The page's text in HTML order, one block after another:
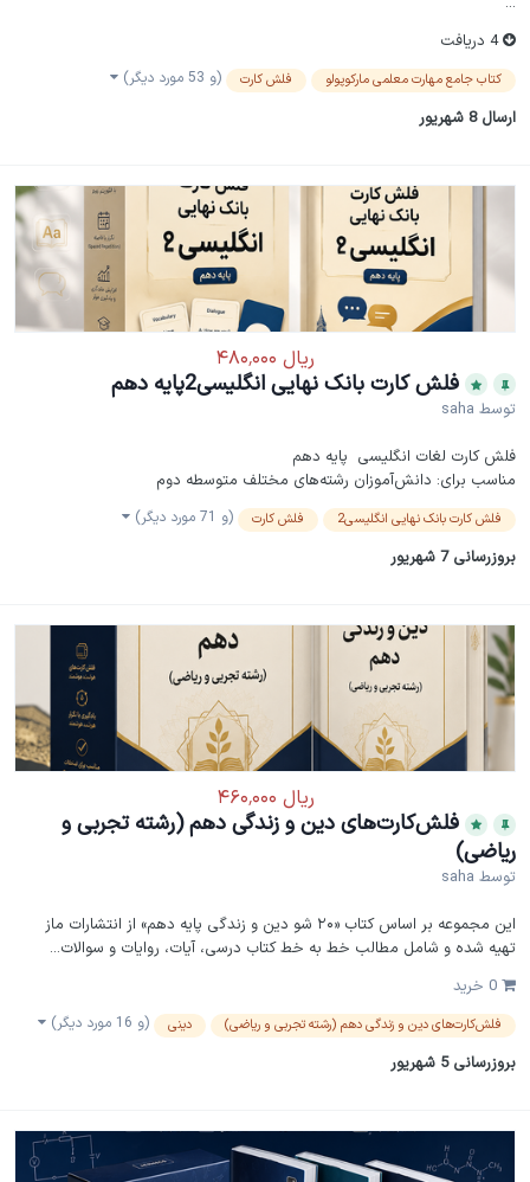
4 دریافت
کتاب جامع مهارت معلمی مارکوپولو فلش کارت (و 53 مورد دیگر)
ارسال 8 شهریور
فلش کارت بانک نهایی انگلیسی2پایه دهم
توسطsaha
فلش کارت لغات انگلیسی پایه دهم
مناسب برای: دانش‌آموزان رشته‌های مختلف متوسطه دوم
فلش کارت بانک نهایی انگلیسی2 فلش کارت (و 71 مورد دیگر)
بروزرسانی 7 شهریور
فلش‌کارت‌های دین و زندگی دهم (رشته تجربی و
ریاضی)
توسطsaha
این مجموعه بر اساس کتاب «۲۰ شو دین و زندگی پایه دهم» از انتشارات ماز
تهیه شده و شامل مطالب خط به خط کتاب درسی، آیات، روایات و سوالات...
0 خرید
فلش‌کارت‌های دین و زندگی دهم (رشته تجربی و ریاضی) دینی (و 16 مورد دیگر)
بروزرسانی 5 شهریور